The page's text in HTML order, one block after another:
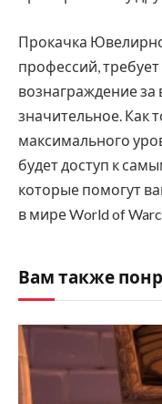
Прокачка
профессий,
вознаграждение
значительное. Как
максимального
будет доступ к
которые помогут
в мире World of
Вам также